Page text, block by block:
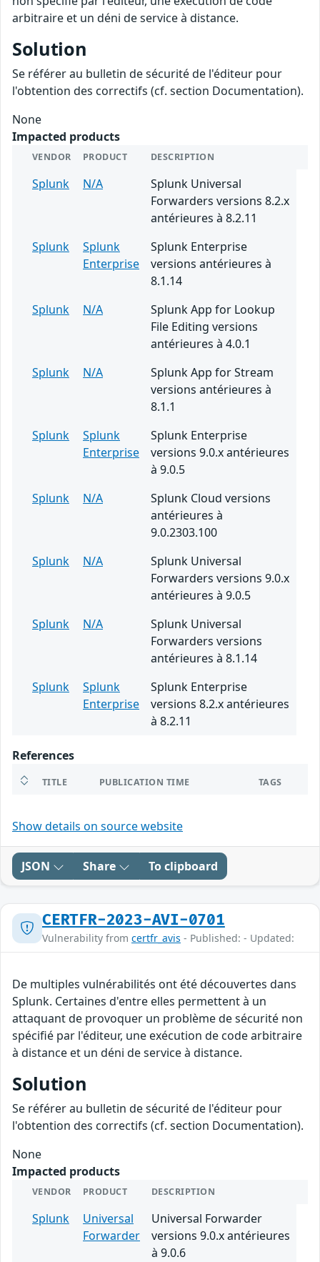
arbitraire et un déni de service à distance.
Solution
Se référer au bulletin de sécurité de l'éditeur pour
l'obtention des correctifs (cf. section Documentation).
None
Impacted products
VENDOR PRODUCT DESCRIPTION
Splunk N/A
Splunk Universal
Forwarders versions 8.2.x
antérieures à 8.2.11
Splunk
Splunk
Enterprise
Splunk Enterprise
versions antérieures à
8.1.14
Splunk
N/A
Splunk App for Lookup
File Editing versions
antérieures à 4.0.1
Splunk
N/A
Splunk App for Stream
versions antérieures à
8.1.1
Splunk
Splunk
Enterprise
Splunk Enterprise
versions 9.0.x antérieures
à 9.0.5
Splunk
N/A
Splunk Cloud versions
antérieures à
9.0.2303.100
Splunk
N/A
Splunk Universal
Forwarders versions 9.0.x
antérieures à 9.0.5
Splunk
N/A
Splunk Universal
Forwarders versions
antérieures à 8.1.14
Splunk
Splunk
Enterprise
Splunk Enterprise
versions 8.2.x antérieures
à 8.2.11
References
TITLE PUBLICATION TIME TAGS
Show details on source website
JSON Share To clipboard
CERTFR-2023-AVI-0701
Vulnerability from certfr_avis - Published: - Updated:
De multiples vulnérabilités ont été découvertes dans
Splunk. Certaines d'entre elles permettent à un
attaquant de provoquer un problème de sécurité non
spécifié par l'éditeur, une exécution de code arbitraire
à distance et un déni de service à distance.
Solution
Se référer au bulletin de sécurité de l'éditeur pour
l'obtention des correctifs (cf. section Documentation).
None
Impacted products
VENDOR PRODUCT DESCRIPTION
Splunk
Universal
Forwarder
Universal Forwarder
versions 9.0.x antérieures
à 9.0.6